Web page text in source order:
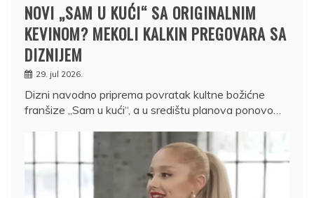
NOVI „SAM U KUĆI“ SA ORIGINALNIM
KEVINOM? MEKOLI KALKIN PREGOVARA SA
DIZNIJEM
29. jul 2026.
Dizni navodno priprema povratak kultne božićne
franšize „Sam u kući“, a u središtu planova ponovo…